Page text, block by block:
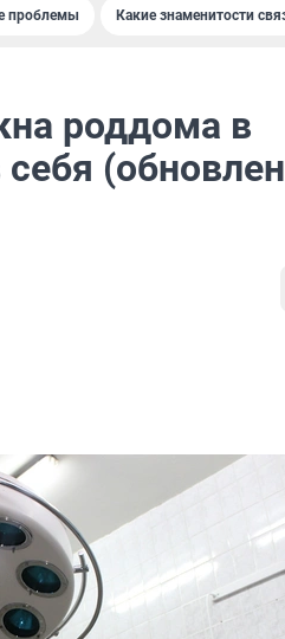
проблемы Какие знаменитости
роддома в